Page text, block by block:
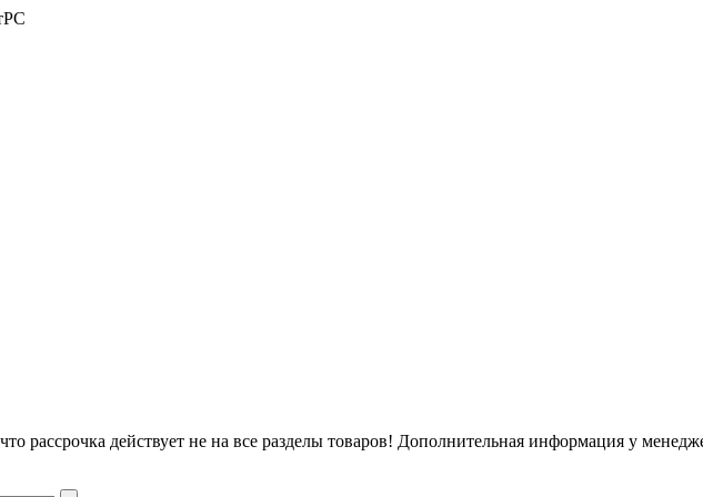
рассрочка действует не на все разделы товаров! Дополнительная информация у